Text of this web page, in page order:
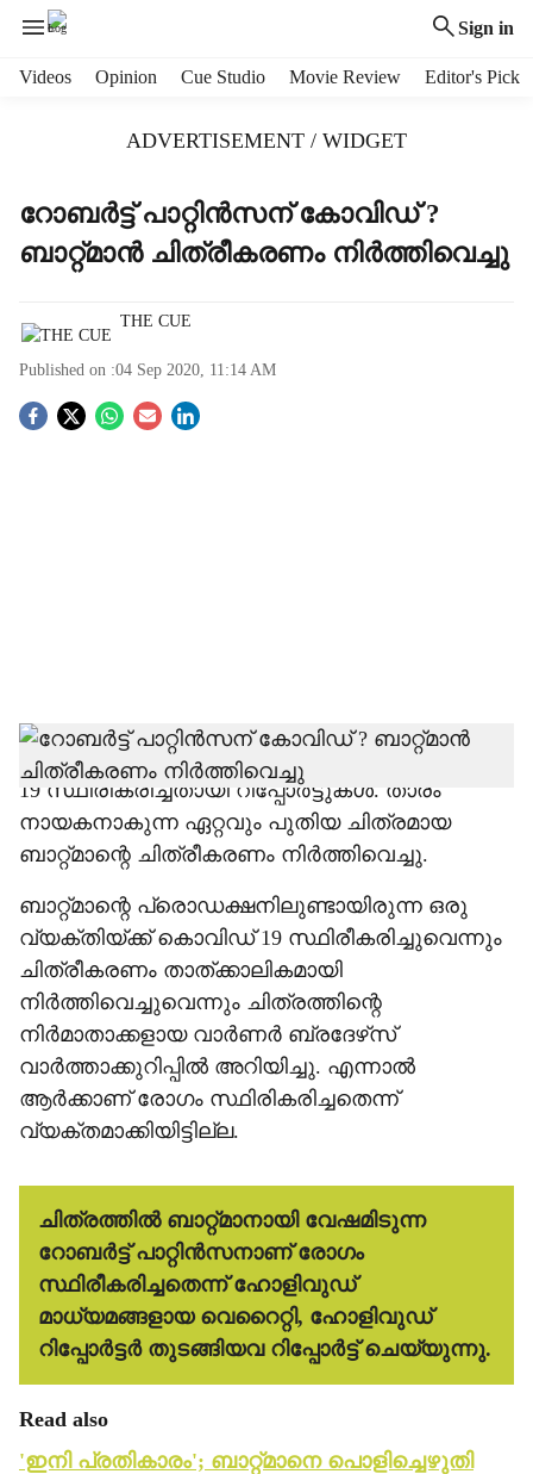
Sign in
Videos Opinion Cue Studio Movie Review Editor's Pick
ADVERTISEMENT / WIDGET
റോബര്‍ട്ട് പാറ്റിന്‍സന് കോവിഡ് ?
ബാറ്റ്മാന്‍ ചിത്രീകരണം നിര്‍ത്തിവെച്ചു
THE CUE
Published on :04 Sep 2020, 11:14 AM
S
h
a
r
e
ബ്രിട്ടീഷ് നടന്‍ റോബര്‍ട്ട് പാറ്റിന്‍സന് കോവിഡ്
19 സ്ഥിരീകരിച്ചതായി റിപ്പോര്‍ട്ടുകള്‍. താരം
നായകനാകുന്ന ഏറ്റവും പുതിയ ചിത്രമായ
ബാറ്റ്മാന്റെ ചിത്രീകരണം നിര്‍ത്തിവെച്ചു.
ബാറ്റ്മാന്റെ പ്രൊഡക്ഷനിലുണ്ടായിരുന്ന ഒരു
വ്യക്തിയ്ക്ക് കൊവിഡ് 19 സ്ഥിരീകരിച്ചുവെന്നും
ചിത്രീകരണം താത്ക്കാലികമായി
നിര്‍ത്തിവെച്ചുവെന്നും ചിത്രത്തിന്റെ
നിര്‍മാതാക്കളായ വാര്‍ണര്‍ ബ്രദേഴ്‌സ്
വാര്‍ത്താക്കുറിപ്പില്‍ അറിയിച്ചു. എന്നാല്‍
ആര്‍ക്കാണ് രോഗം സ്ഥിരികരിച്ചതെന്ന്
വ്യക്തമാക്കിയിട്ടില്ല.
ചിത്രത്തില്‍ ബാറ്റ്മാനായി വേഷമിടുന്ന
റോബര്‍ട്ട് പാറ്റിന്‍സനാണ് രോഗം
സ്ഥിരീകരിച്ചതെന്ന് ഹോളിവുഡ്
മാധ്യമങ്ങളായ വെറൈറ്റി, ഹോളിവുഡ്
റിപ്പോര്‍ട്ടര്‍ തുടങ്ങിയവ റിപ്പോര്‍ട്ട് ചെയ്യുന്നു.
Read also
'ഇനി പ്രതികാരം'; ബാറ്റ്മാനെ പൊളിച്ചെഴുതി